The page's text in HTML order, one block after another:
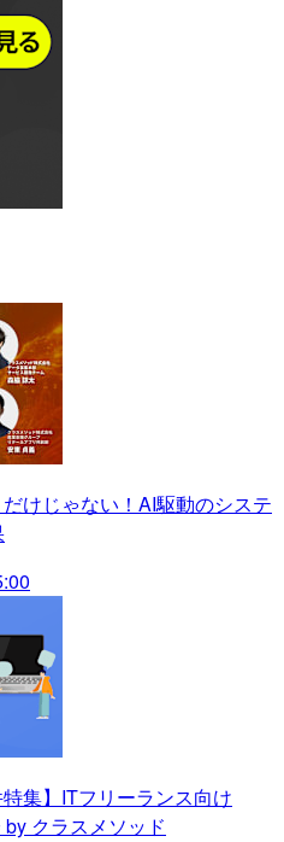
けじゃない！AI駆動のシステ
集】ITフリーランス向け
by クラスメソッド